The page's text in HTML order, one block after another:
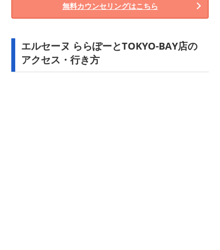
無料カウンセリングはこちら
エルセーヌ ららぽーとTOKYO-BAY店の
アクセス・行き方